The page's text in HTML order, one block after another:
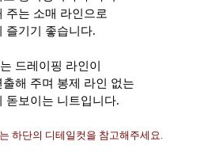
주는 소매 라인으로
즐기기 좋습니다.
드레이핑 라인이
해 주며 봉제 라인 없는
돋보이는 니트입니다.
하단의 디테일컷을 참고해주세요.